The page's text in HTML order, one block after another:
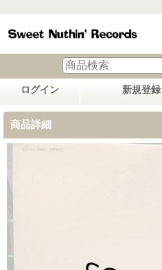
ログイン 新規登録
商品詳細